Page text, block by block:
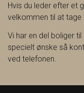
Hvis du leder efter et
velkommen til at tage
Vi har en del boliger
specielt ønske så
ved telefonen.